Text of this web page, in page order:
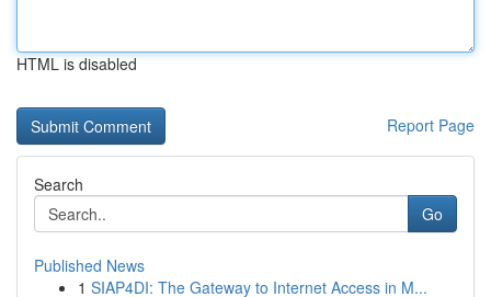
HTML is disabled
Report Page
Search
Go
Published News
1 SIAP4DI: The Gateway to Internet Access in M...